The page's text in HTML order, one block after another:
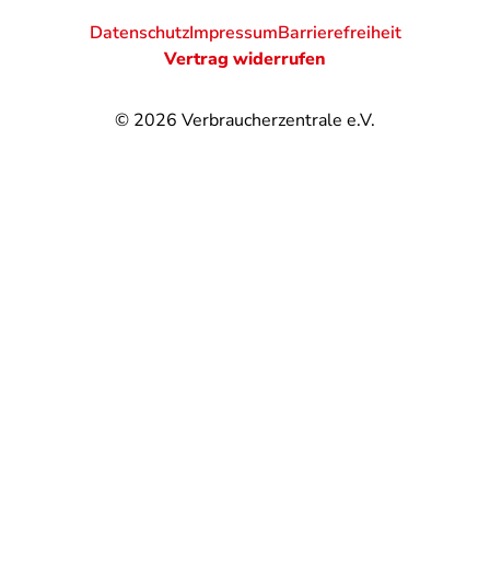
© 2026 Verbraucherzentrale e.V.
DatenschutzImpressumBarrierefreiheit
Vertrag widerrufen